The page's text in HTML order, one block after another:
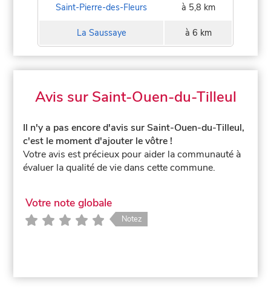
Saint-Pierre-des-Fleurs à 5,8 km
La Saussaye à 6 km
Avis sur Saint-Ouen-du-Tilleul
Il n'y a pas encore d'avis sur Saint-Ouen-du-Tilleul,
c'est le moment d'ajouter le vôtre !
Votre avis est précieux pour aider la communauté à
évaluer la qualité de vie dans cette commune.
Votre note globale
Notez